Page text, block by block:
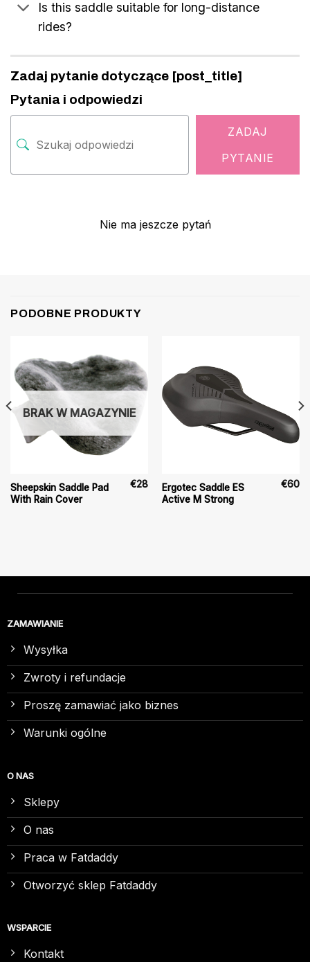
Is this saddle suitable for long-distance
rides?
Zadaj pytanie dotyczące [post_title]
Pytania i odpowiedzi
ZADAJ
PYTANIE
Nie ma jeszcze pytań
PODOBNE PRODUKTY
BRAK W MAGAZYNIE
Sheepskin Saddle Pad
With Rain Cover
€28
Ergotec Saddle ES
Active M Strong
€60
ZAMAWIANIE
Wysyłka
Zwroty i refundacje
Proszę zamawiać jako biznes
Warunki ogólne
O NAS
Sklepy
O nas
Praca w Fatdaddy
Otworzyć sklep Fatdaddy
WSPARCIE
Kontakt